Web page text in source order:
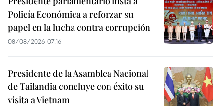
Policía Económica a reforzar su
papel en la lucha contra corrupción
08/08/2026 07:16
Presidente de la Asamblea Nacional
de Tailandia concluye con éxito su
visita a Vietnam